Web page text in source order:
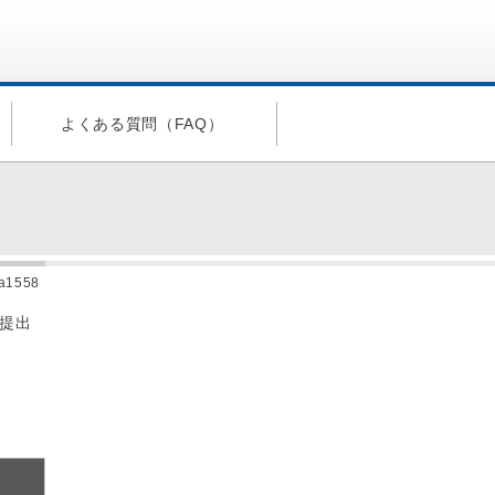
よくある質問（FAQ）
出